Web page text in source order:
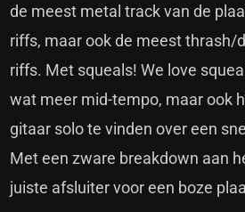
de meest metal track van de
riffs, maar ook de meest thrash/
riffs. Met squeals! We love
wat meer mid-tempo, maar ook
gitaar solo te vinden over een
Met een zware breakdown aan
juiste afsluiter voor een boze